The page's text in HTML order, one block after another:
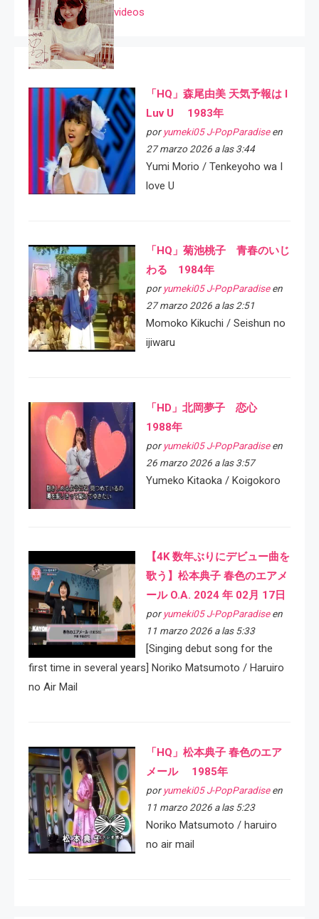
videos
「HQ」森尾由美 天気予報は I
Luv U 1983年
por yumeki05 J-PopParadiseen
27 marzo 2026 a las 3:44
Yumi Morio / Tenkeyoho wa I
love U
「HQ」菊池桃子 青春のいじ
わる 1984年
por yumeki05 J-PopParadiseen
27 marzo 2026 a las 2:51
Momoko Kikuchi / Seishun no
ijiwaru
「HD」北岡夢子 恋心
1988年
por yumeki05 J-PopParadiseen
26 marzo 2026 a las 3:57
Yumeko Kitaoka / Koigokoro
【4K 数年ぶりにデビュー曲を
歌う】松本典子 春色のエアメ
ール O.A. 2024 年 02月 17日
por yumeki05 J-PopParadiseen
11 marzo 2026 a las 5:33
[Singing debut song for the
first time in several years] Noriko Matsumoto / Haruiro
no Air Mail
「HQ」松本典子 春色のエア
メール 1985年
por yumeki05 J-PopParadiseen
11 marzo 2026 a las 5:23
Noriko Matsumoto / haruiro
no air mail